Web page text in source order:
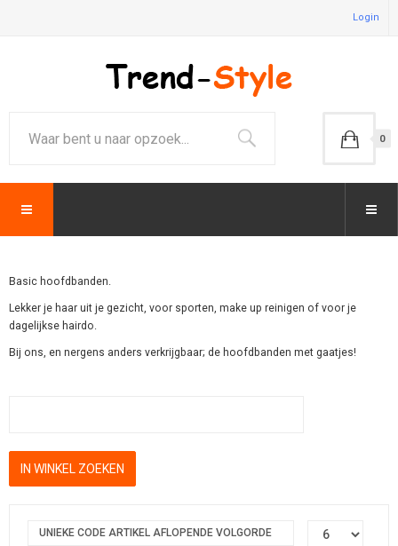
Login
0
Basic hoofdbanden.
Lekker je haar uit je gezicht, voor sporten, make up reinigen of voor je
dagelijkse hairdo.
Bij ons, en nergens anders verkrijgbaar; de hoofdbanden met gaatjes!
UNIEKE CODE ARTIKEL AFLOPENDE VOLGORDE